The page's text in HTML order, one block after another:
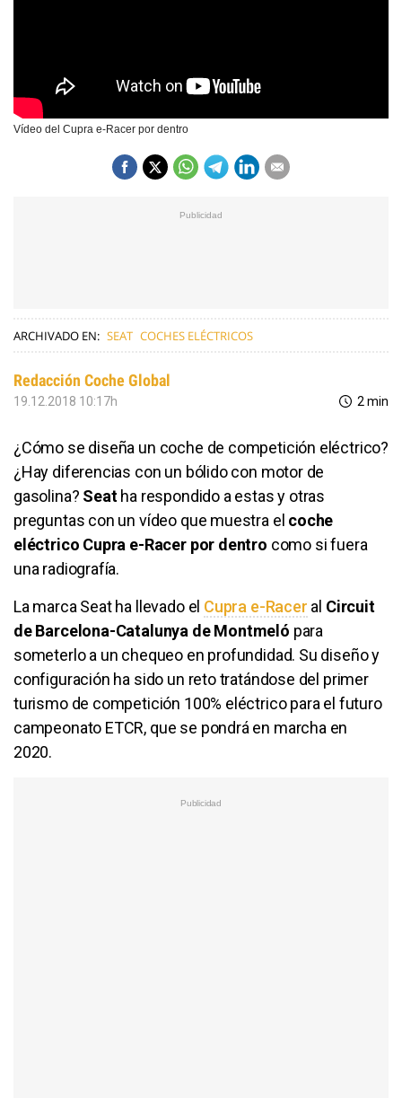
Vídeo del Cupra e-Racer por dentro
ARCHIVADO EN: SEAT COCHES ELÉCTRICOS
Redacción Coche Global
19.12.2018 10:17h 2 min
¿Cómo se diseña un coche de competición eléctrico?
¿Hay diferencias con un bólido con motor de
gasolina? Seat ha respondido a estas y otras
preguntas con un vídeo que muestra el coche
eléctrico Cupra e-Racer por dentro como si fuera
una radiografía.
La marca Seat ha llevado el Cupra e-Racer al Circuit
de Barcelona-Catalunya de Montmeló para
someterlo a un chequeo en profundidad. Su diseño y
configuración ha sido un reto tratándose del primer
turismo de competición 100% eléctrico para el futuro
campeonato ETCR, que se pondrá en marcha en
2020.